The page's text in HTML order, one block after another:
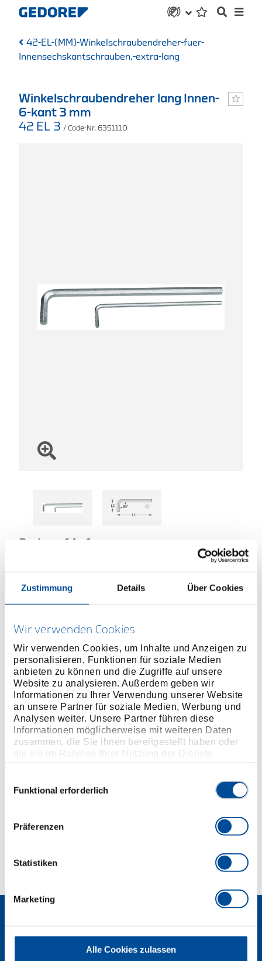
Zustimmung Details Über Cookies
Wir verwenden Cookies
Wir verwenden Cookies, um Inhalte und Anzeigen zu
personalisieren, Funktionen für soziale Medien
anbieten zu können und die Zugriffe auf unsere
Website zu analysieren. Außerdem geben wir
Informationen zu Ihrer Verwendung unserer Website
an unsere Partner für soziale Medien, Werbung und
Analysen weiter. Unsere Partner führen diese
Informationen möglicherweise mit weiteren Daten
zusammen, die Sie ihnen bereitgestellt haben oder
die sie im Rahmen Ihrer Nutzung der Dienste
gesammelt haben. Unsere vollständige
Funktional erforderlich
Präferenzen
Statistiken
Marketing
Alle Cookies zulassen
42-EL-(MM)-Winkelschraubendreher-fuer-
Innensechskantschrauben,-extra-lang
Winkelschraubendreher lang Innen-
6-kant 3 mm
42 EL 3 / Code-Nr. 6351110
HÄNDLER FINDEN
Produktlinie EAN4010886635117
Produktbeschreibung
Ausführung nach DIN ISO 2936
Chrom-Vanadium-Stahl 61CrSiV5, verzinkt